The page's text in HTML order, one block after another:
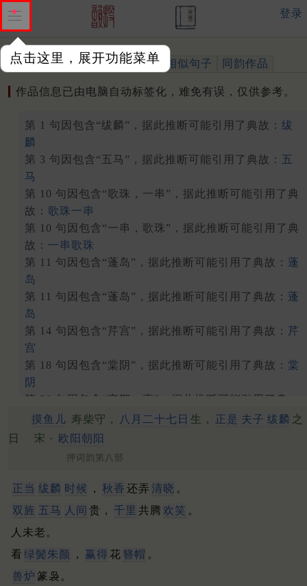
点击这里，展开功能菜单
登录
作品 标注四声 出处、引用 相似句子 同韵作品
作品信息已由电脑自动标签化，难免有误，仅供参考。
第 1 句因包含“绂麟”，据此推断可能引用了典故： 绂
麟
第 3 句因包含“五马”，据此推断可能引用了典故： 五
马
第 10 句因包含“歌珠，一串”，据此推断可能引用了典
故： 歌珠一串
第 10 句因包含“一串，歌珠”，据此推断可能引用了典
故： 一串歌珠
第 11 句因包含“蓬岛”，据此推断可能引用了典故： 蓬
岛
第 11 句因包含“蓬岛”，据此推断可能引用了典故： 蓬
岛
第 14 句因包含“芹宫”，据此推断可能引用了典故： 芹
宫
第 18 句因包含“棠阴”，据此推断可能引用了典故： 棠
阴
第 20 句因包含“安期，枣”，据此推断可能引用了典
故：安期枣
摸鱼儿 寿柴守， 八月二十七日 生， 正是 夫子 绂麟 之
日
宋 · 欧阳朝阳
押词韵第八部
正当 绂麟 时候 ， 秋香 还弄 清晓 。
双旌 五马 人间 贵， 千里 共腾 欢笑 。
人未老。
看 绿鬓朱颜 ， 赢得 花 簪帽 。
兽炉 篆袅。